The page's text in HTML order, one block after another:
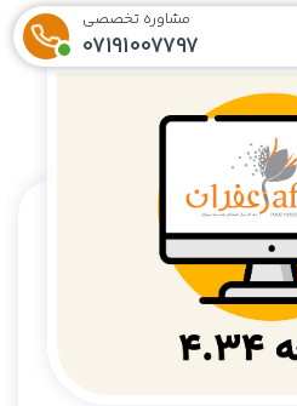
مشاوره تخصصی
07191007797